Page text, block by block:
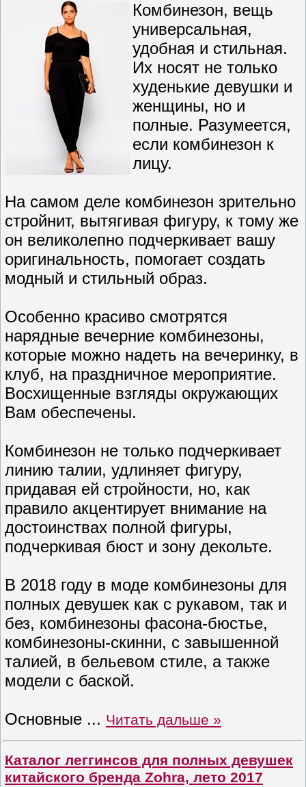
Комбинезон, вещь
универсальная,
удобная и стильная.
Их носят не только
худенькие девушки и
женщины, но и
полные. Разумеется,
если комбинезон к
лицу.
На самом деле комбинезон зрительно
стройнит, вытягивая фигуру, к тому же
он великолепно подчеркивает вашу
оригинальность, помогает создать
модный и стильный образ.
Особенно красиво смотрятся
нарядные вечерние комбинезоны,
которые можно надеть на вечеринку, в
клуб, на праздничное мероприятие.
Восхищенные взгляды окружающих
Вам обеспечены.
Комбинезон не только подчеркивает
линию талии, удлиняет фигуру,
придавая ей стройности, но, как
правило акцентирует внимание на
достоинствах полной фигуры,
подчеркивая бюст и зону декольте.
В 2018 году в моде комбинезоны для
полных девушек как с рукавом, так и
без, комбинезоны фасона-бюстье,
комбинезоны-скинни, с завышенной
талией, в бельевом стиле, а также
модели с баской.
Основные ... Читать дальше »
Каталог леггинсов для полных девушек
китайского бренда Zohra, лето 2017